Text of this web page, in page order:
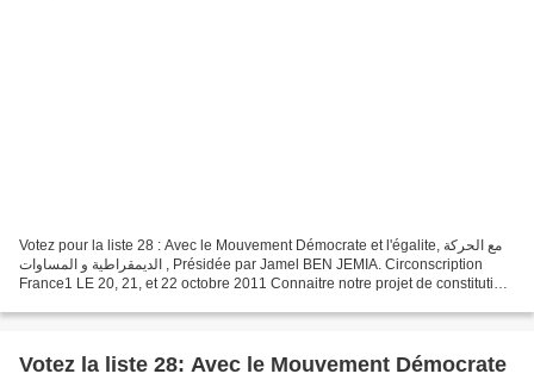
Votez pour la liste 28 : Avec le Mouvement Démocrate et l'égalite, مع الحركة
الديمقراطية و المساوات , Présidée par Jamel BEN JEMIA. Circonscription
France1 LE 20, 21, et 22 octobre 2011 Connaitre notre projet de constitution
Votez la liste 28: Avec le Mouvement Démocrate